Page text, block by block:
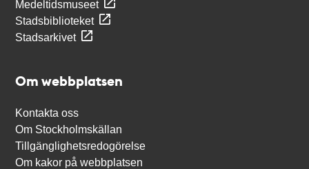
Medeltidsmuseet
Stadsbiblioteket
Stadsarkivet
Om webbplatsen
Kontakta oss
Om Stockholmskällan
Tillgänglighetsredogörelse
Om kakor på webbplatsen